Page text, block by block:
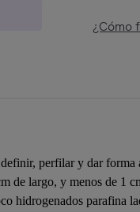
¿Cómo
perfilar y dar forma
de largo, y menos de 1
hidrogenados parafina